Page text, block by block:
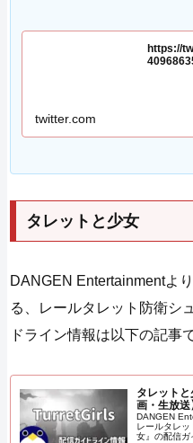
https://
twitter.com
タレットと少女
DANGEN Entertainmentよ
る、レールタレット防衛シ
ドライン情報は以下の記事
タレット
画・生放送
DANGEN
レールタレ
女』の配信ガ